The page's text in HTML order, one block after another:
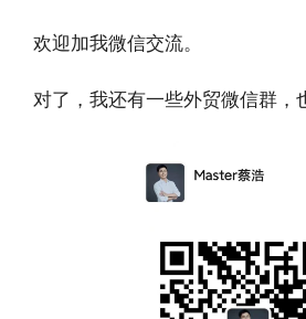
欢迎加我微信交流。
对了，我还有一些外贸微信群，